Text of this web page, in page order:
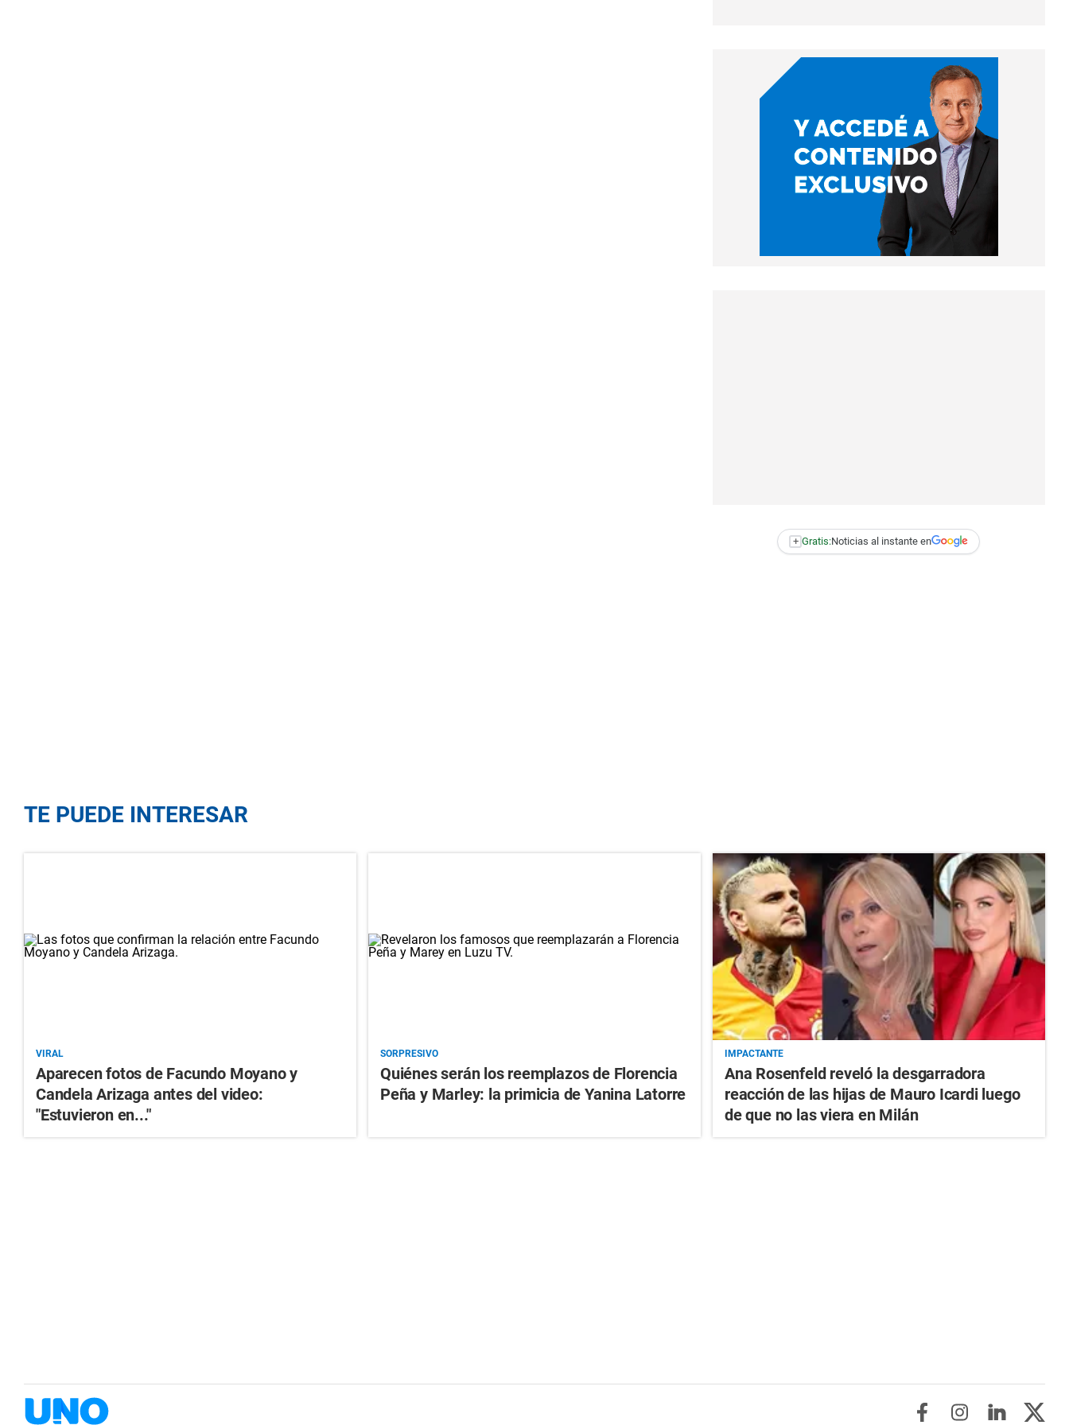
+ Gratis:Noticias al instante en
TE PUEDE INTERESAR
VIRAL
Aparecen fotos de Facundo Moyano y
Candela Arizaga antes del video:
"Estuvieron en..."
SORPRESIVO
Quiénes serán los reemplazos de Florencia
Peña y Marley: la primicia de Yanina Latorre
IMPACTANTE
Ana Rosenfeld reveló la desgarradora
reacción de las hijas de Mauro Icardi luego
de que no las viera en Milán